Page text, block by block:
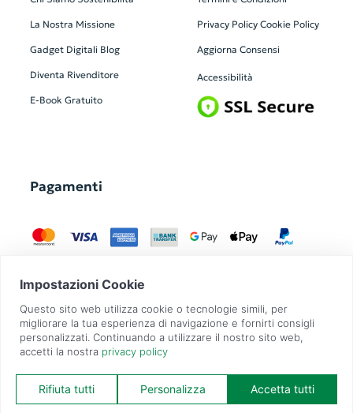
La Nostra Missione
Gadget Digitali Blog
Diventa Rivenditore
E-Book Gratuito
Privacy Policy Cookie Policy
Aggiorna Consensi
Accessibilità
Pagamenti
GadgetZilla è un Brand di Overbi S.r.l.| realizzato conContit | © 2026 Tutti
i diritti riservati | P.IVA: 09351560967